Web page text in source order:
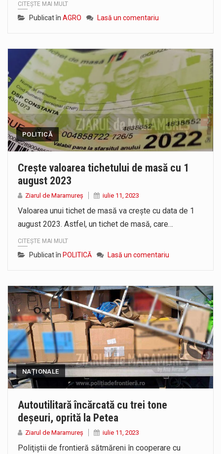
CITEȘTE MAI MULT
Publicat în AGRO Lasă un comentariu
POLITICĂ
Crește valoarea tichetului de masă cu 1
august 2023
Ziarul de Maramureș iulie 11, 2023
Valoarea unui tichet de masă va crește cu data de 1
august 2023. Astfel, un tichet de masă, care…
CITEȘTE MAI MULT
Publicat în POLITICĂ Lasă un comentariu
NAȚIONALE
Autoutilitară încărcată cu trei tone
deșeuri, oprită la Petea
Ziarul de Maramureș iulie 11, 2023
Poliţiştii de frontieră sătmăreni în cooperare cu